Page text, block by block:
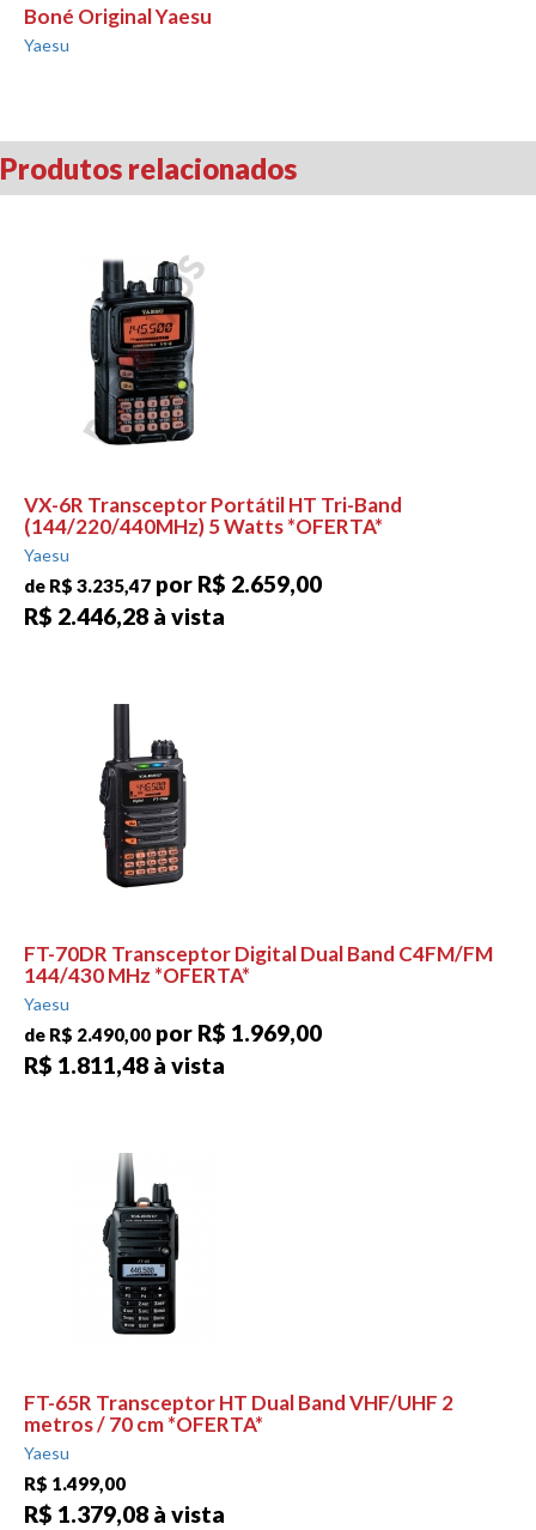
Boné Original Yaesu
Yaesu
Produtos relacionados
VX-6R Transceptor Portátil HT Tri-Band
(144/220/440MHz) 5 Watts *OFERTA*
Yaesu
de R$ 3.235,47 por R$ 2.659,00
R$ 2.446,28 à vista
FT-70DR Transceptor Digital Dual Band C4FM/FM
144/430 MHz *OFERTA*
Yaesu
de R$ 2.490,00 por R$ 1.969,00
R$ 1.811,48 à vista
FT-65R Transceptor HT Dual Band VHF/UHF 2
metros / 70 cm *OFERTA*
Yaesu
R$ 1.499,00
R$ 1.379,08 à vista